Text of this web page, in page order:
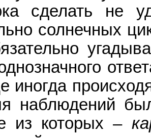
сделать не
солнечных
иногда
наблюдений
из которых –